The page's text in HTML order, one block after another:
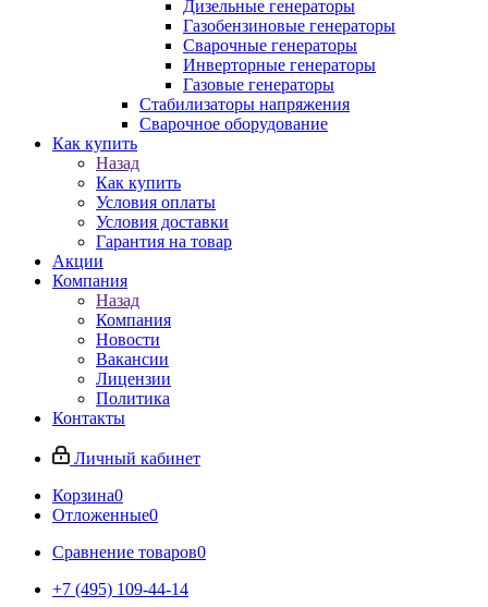
Дизельные генераторы
Газобензиновые генераторы
Сварочные генераторы
Инверторные генераторы
Газовые генераторы
Стабилизаторы напряжения
Cварочное оборудование
Как купить
Назад
Как купить
Условия оплаты
Условия доставки
Гарантия на товар
Акции
Компания
Назад
Компания
Новости
Вакансии
Лицензии
Политика
Контакты
Личный кабинет
Корзина0
Отложенные0
Сравнение товаров0
+7 (495) 109-44-14